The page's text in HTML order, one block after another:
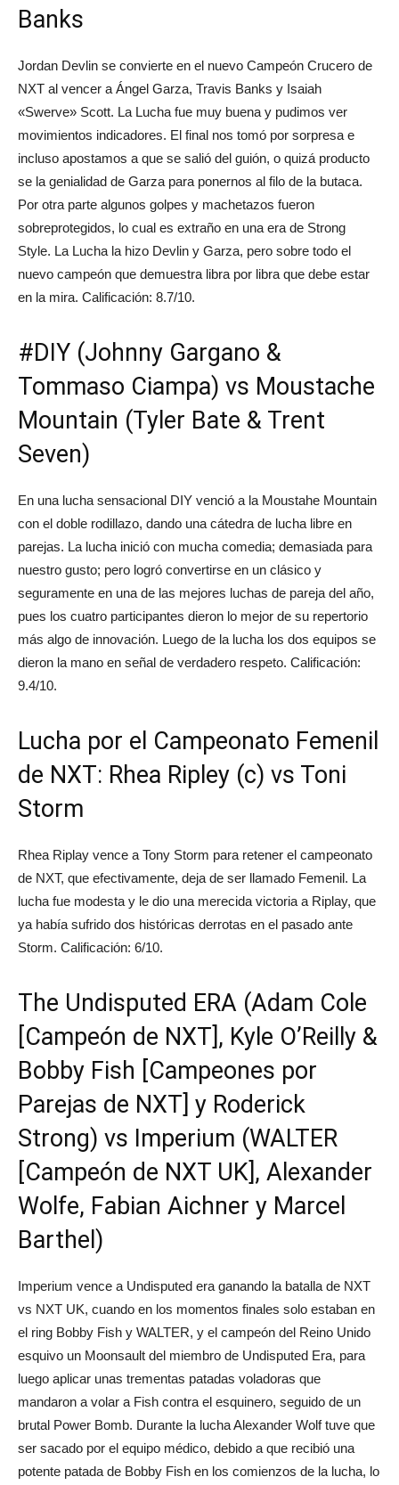
Banks
Jordan Devlin se convierte en el nuevo Campeón Crucero de
NXT al vencer a Ángel Garza, Travis Banks y Isaiah
«Swerve» Scott. La Lucha fue muy buena y pudimos ver
movimientos indicadores. El final nos tomó por sorpresa e
incluso apostamos a que se salió del guión, o quizá producto
se la genialidad de Garza para ponernos al filo de la butaca.
Por otra parte algunos golpes y machetazos fueron
sobreprotegidos, lo cual es extraño en una era de Strong
Style. La Lucha la hizo Devlin y Garza, pero sobre todo el
nuevo campeón que demuestra libra por libra que debe estar
en la mira. Calificación: 8.7/10.
#DIY (Johnny Gargano &
Tommaso Ciampa) vs Moustache
Mountain (Tyler Bate & Trent
Seven)
En una lucha sensacional DIY venció a la Moustahe Mountain
con el doble rodillazo, dando una cátedra de lucha libre en
parejas. La lucha inició con mucha comedia; demasiada para
nuestro gusto; pero logró convertirse en un clásico y
seguramente en una de las mejores luchas de pareja del año,
pues los cuatro participantes dieron lo mejor de su repertorio
más algo de innovación. Luego de la lucha los dos equipos se
dieron la mano en señal de verdadero respeto. Calificación:
9.4/10.
Lucha por el Campeonato Femenil
de NXT: Rhea Ripley (c) vs Toni
Storm
Rhea Riplay vence a Tony Storm para retener el campeonato
de NXT, que efectivamente, deja de ser llamado Femenil. La
lucha fue modesta y le dio una merecida victoria a Riplay, que
ya había sufrido dos históricas derrotas en el pasado ante
Storm. Calificación: 6/10.
The Undisputed ERA (Adam Cole
[Campeón de NXT], Kyle O’Reilly &
Bobby Fish [Campeones por
Parejas de NXT] y Roderick
Strong) vs Imperium (WALTER
[Campeón de NXT UK], Alexander
Wolfe, Fabian Aichner y Marcel
Barthel)
Imperium vence a Undisputed era ganando la batalla de NXT
vs NXT UK, cuando en los momentos finales solo estaban en
el ring Bobby Fish y WALTER, y el campeón del Reino Unido
esquivo un Moonsault del miembro de Undisputed Era, para
luego aplicar unas trementas patadas voladoras que
mandaron a volar a Fish contra el esquinero, seguido de un
brutal Power Bomb. Durante la lucha Alexander Wolf tuve que
ser sacado por el equipo médico, debido a que recibió una
potente patada de Bobby Fish en los comienzos de la lucha, lo